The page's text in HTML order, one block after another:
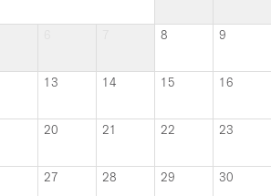
8 9
13 14 15 16
20 21 22 23
27 28 29 30